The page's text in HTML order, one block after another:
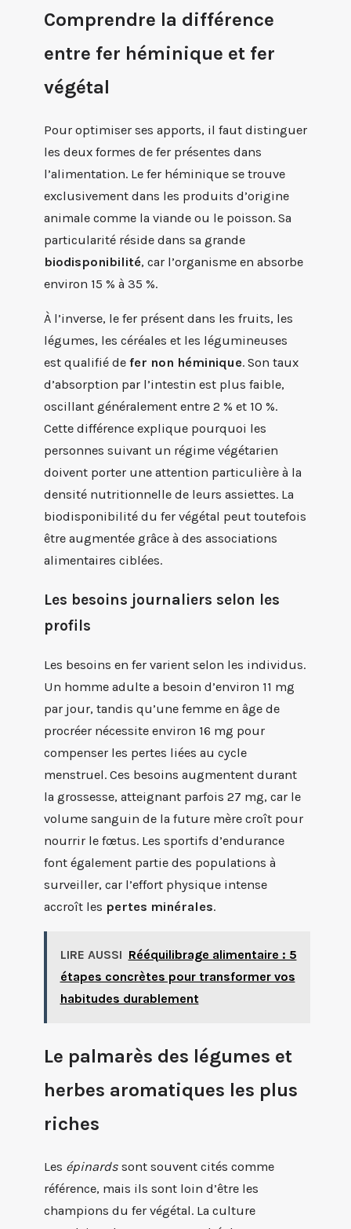
Comprendre la différence
entre fer héminique et fer
végétal
Pour optimiser ses apports, il faut distinguer
les deux formes de fer présentes dans
l’alimentation. Le fer héminique se trouve
exclusivement dans les produits d’origine
animale comme la viande ou le poisson. Sa
particularité réside dans sa grande
biodisponibilité, car l’organisme en absorbe
environ 15 % à 35 %.
À l’inverse, le fer présent dans les fruits, les
légumes, les céréales et les légumineuses
est qualifié de fer non héminique. Son taux
d’absorption par l’intestin est plus faible,
oscillant généralement entre 2 % et 10 %.
Cette différence explique pourquoi les
personnes suivant un régime végétarien
doivent porter une attention particulière à la
densité nutritionnelle de leurs assiettes. La
biodisponibilité du fer végétal peut toutefois
être augmentée grâce à des associations
alimentaires ciblées.
Les besoins journaliers selon les
profils
Les besoins en fer varient selon les individus.
Un homme adulte a besoin d’environ 11 mg
par jour, tandis qu’une femme en âge de
procréer nécessite environ 16 mg pour
compenser les pertes liées au cycle
menstruel. Ces besoins augmentent durant
la grossesse, atteignant parfois 27 mg, car le
volume sanguin de la future mère croît pour
nourrir le fœtus. Les sportifs d’endurance
font également partie des populations à
surveiller, car l’effort physique intense
accroît les pertes minérales.
LIRE AUSSI Rééquilibrage alimentaire : 5
étapes concrètes pour transformer vos
habitudes durablement
Le palmarès des légumes et
herbes aromatiques les plus
riches
Les épinards sont souvent cités comme
référence, mais ils sont loin d’être les
champions du fer végétal. La culture